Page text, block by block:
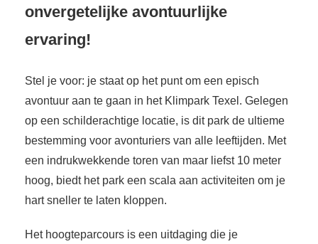
onvergetelijke avontuurlijke
ervaring!
Stel je voor: je staat op het punt om een episch
avontuur aan te gaan in het Klimpark Texel. Gelegen
op een schilderachtige locatie, is dit park de ultieme
bestemming voor avonturiers van alle leeftijden. Met
een indrukwekkende toren van maar liefst 10 meter
hoog, biedt het park een scala aan activiteiten om je
hart sneller te laten kloppen.
Het hoogteparcours is een uitdaging die je